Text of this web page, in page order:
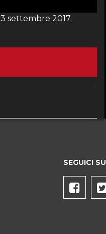
settembre 2017.
SEGUICI SU